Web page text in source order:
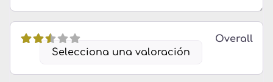
Selecciona una valoración
Overall